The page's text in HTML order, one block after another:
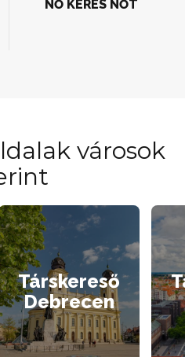
NŐ KERES NŐT
városok
Társkereső
Debrecen